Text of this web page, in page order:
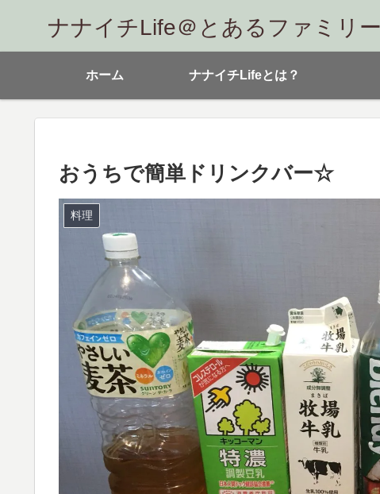
ナナイチLife＠とあるファミリ
ホーム ナナイチLifeとは？
おうちで簡単ドリンクバー☆
料理